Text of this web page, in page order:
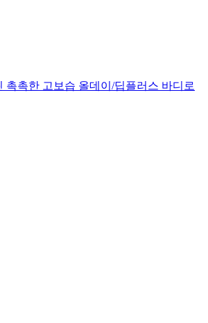
촉촉한 고보습 올데이/딥플러스 바디로